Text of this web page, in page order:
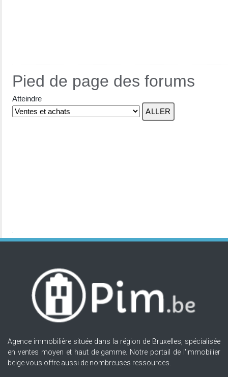
Pied de page des forums
Atteindre
Agence immobilière située dans la région de Bruxelles, spécialisée
en ventes moyen et haut de gamme. Notre portail de l'immobilier
belge vous offre aussi de nombreuses ressources.